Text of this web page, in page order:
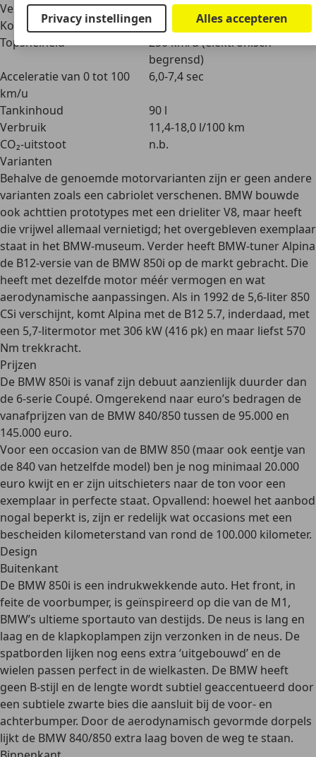
Vermogen
210-280 kW (286-380 pk)
Koppel
400-550 Nm
Topsnelheid
250 km/u (elektronisch
begrensd)
Acceleratie van 0 tot 100
km/u
6,0-7,4 sec
Tankinhoud
90 l
Verbruik
11,4-18,0 l/100 km
CO₂-uitstoot
n.b.
Varianten
Behalve de genoemde motorvarianten zijn er geen andere
varianten zoals een cabriolet verschenen. BMW bouwde
ook achttien prototypes met een drieliter V8, maar heeft
die vrijwel allemaal vernietigd; het overgebleven exemplaar
staat in het BMW-museum. Verder heeft BMW-tunerAlpina
de B12-versievan de BMW 850i op de markt gebracht. Die
heeft met dezelfde motor méér vermogen en wat
aerodynamische aanpassingen. Als in 1992 de 5,6-liter 850
CSi verschijnt, komt Alpina met de B12 5.7, inderdaad, met
een 5,7-litermotor met 306 kW (416 pk) en maar liefst 570
Nm trekkracht.
Prijzen
De BMW 850i is vanaf zijn debuut aanzienlijk duurder dan
de 6-serie Coupé. Omgerekend naar euro’s bedragen de
vanafprijzen van de BMW 840/850tussen de 95.000 en
145.000 euro.
Voor een occasion van de BMW 850 (maar ook eentje van
de 840 van hetzelfde model) ben je nog minimaal 20.000
euro kwijt en er zijn uitschieters naar de ton voor een
exemplaar in perfecte staat. Opvallend: hoewel het aanbod
nogal beperkt is, zijn er redelijk wat occasions met een
bescheiden kilometerstand van rond de 100.000 kilometer.
Design
Buitenkant
De BMW 850i is een indrukwekkende auto. Het front, in
feite de voorbumper, is geïnspireerd op die van de M1,
BMW’s ultieme sportauto van destijds. De neus is lang en
laag en de klapkoplampen zijn verzonken in de neus. De
spatborden lijken nog eens extra ‘uitgebouwd’ en de
wielen passen perfect in de wielkasten. De BMW heeft
geen B-stijl en de lengte wordt subtiel geaccentueerd door
een subtiele zwarte bies die aansluit bij de voor- en
achterbumper. Door de aerodynamisch gevormde dorpels
lijkt de BMW 840/850 extra laag boven de weg te staan.
Privacy instellingen Alles accepteren